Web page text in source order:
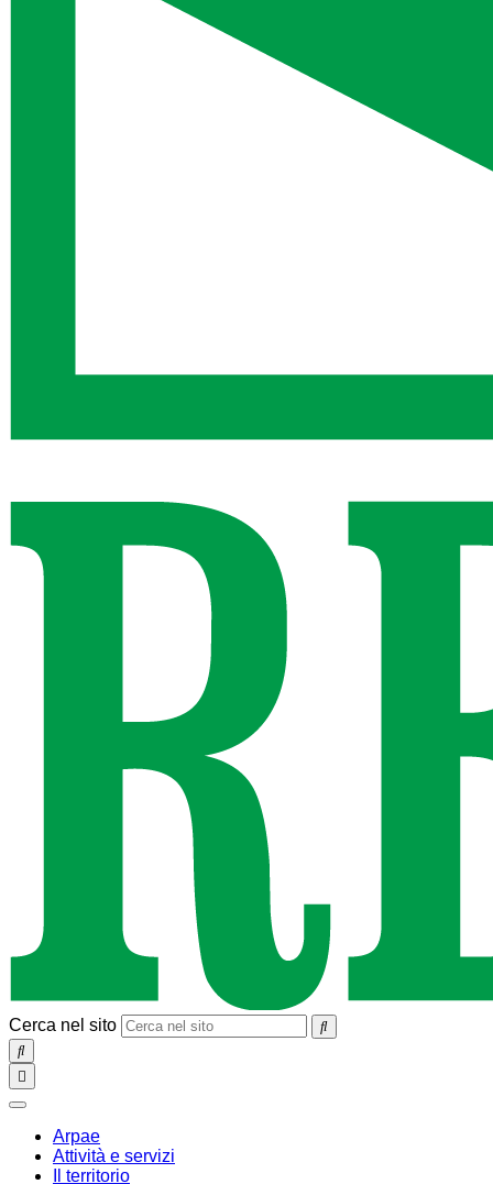
Cerca nel sito
SEARCH
Toggle
navigation
chiudi
Arpae
Attività e servizi
Il territorio